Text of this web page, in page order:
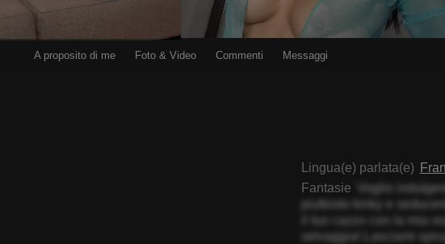
A proposito di me Foto & Video Commenti Messaggi
Lingua(e) parlata(e)
Fantasie
Voglio
piuttosto kinky e
il tuo cazzo con la mia
selvaggia! Lasciami